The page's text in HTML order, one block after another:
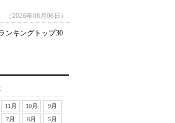
（2026年08月06日）
ンキングトップ30
11月 10月
9月
7月 6月
5月